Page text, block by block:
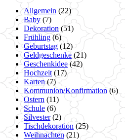
Allgemein (22)
Baby (7)
Dekoration(51)
Frühling (6)
Geburtstag (12)
Geldgeschenke(21)
Geschenkidee(42)
Hochzeit(17)
Karten(7)
Kommunion/Konfirmation(6)
Ostern (11)
Schule (6)
Silvester(2)
Tischdekoration (25)
Weihnachten (21)